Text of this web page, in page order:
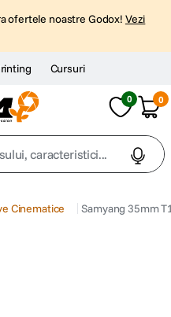
ofertele noastre Godox! Vezi
Cursuri
0 0
caracteristici...
Cinematice Samyang 35mm